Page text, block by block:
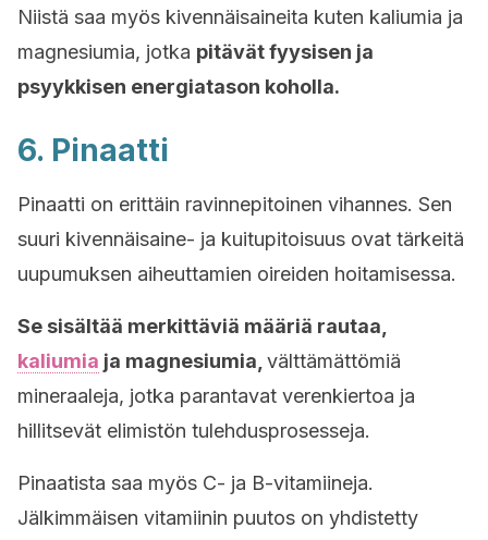
Niistä saa myös kivennäisaineita kuten kaliumia ja
magnesiumia, jotka pitävät fyysisen ja
psyykkisen energiatason koholla.
6. Pinaatti
Pinaatti on erittäin ravinnepitoinen vihannes. Sen
suuri kivennäisaine- ja kuitupitoisuus ovat tärkeitä
uupumuksen aiheuttamien oireiden hoitamisessa.
Se sisältää merkittäviä määriä rautaa,
kaliumia ja magnesiumia, välttämättömiä
mineraaleja, jotka parantavat verenkiertoa ja
hillitsevät elimistön tulehdusprosesseja.
Pinaatista saa myös C- ja B-vitamiineja.
Jälkimmäisen vitamiinin puutos on yhdistetty